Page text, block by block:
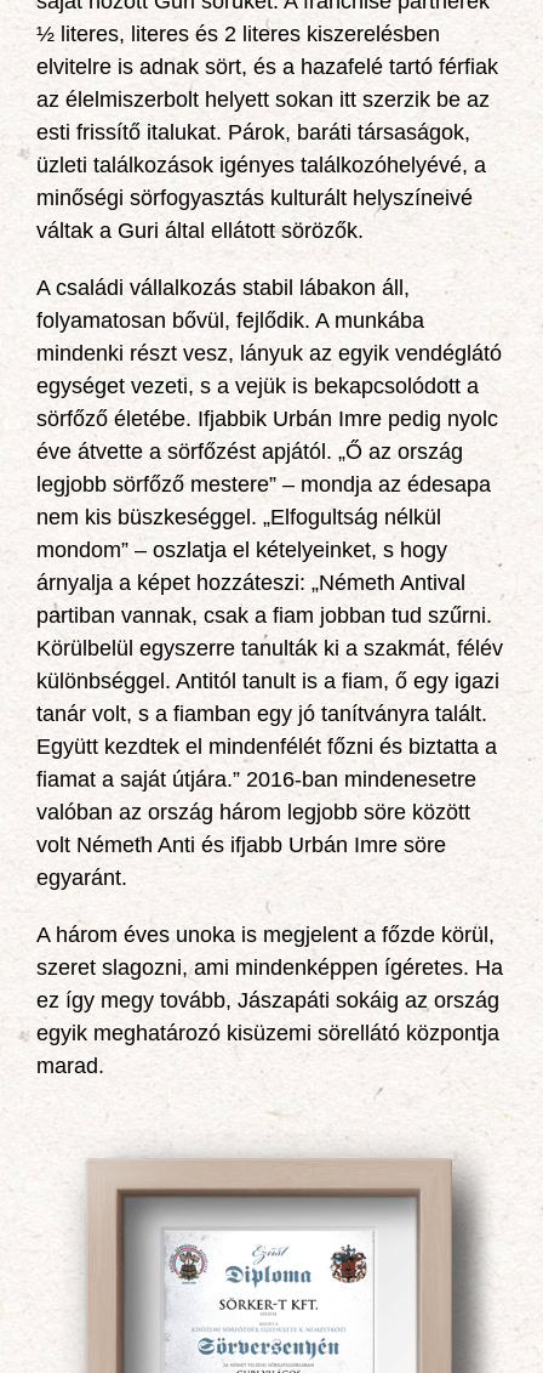
½ literes, literes és 2 literes kiszerelésben
elvitelre is adnak sört, és a hazafelé tartó férfiak
az élelmiszerbolt helyett sokan itt szerzik be az
esti frissítő italukat. Párok, baráti társaságok,
üzleti találkozások igényes találkozóhelyévé, a
minőségi sörfogyasztás kulturált helyszíneivé
váltak a Guri által ellátott sörözők.
A családi vállalkozás stabil lábakon áll,
folyamatosan bővül, fejlődik. A munkába
mindenki részt vesz, lányuk az egyik vendéglátó
egységet vezeti, s a vejük is bekapcsolódott a
sörfőző életébe. Ifjabbik Urbán Imre pedig nyolc
éve átvette a sörfőzést apjától. „Ő az ország
legjobb sörfőző mestere” – mondja az édesapa
nem kis büszkeséggel. „Elfogultság nélkül
mondom” – oszlatja el kételyeinket, s hogy
árnyalja a képet hozzáteszi: „Németh Antival
partiban vannak, csak a fiam jobban tud szűrni.
Körülbelül egyszerre tanulták ki a szakmát, félév
különbséggel. Antitól tanult is a fiam, ő egy igazi
tanár volt, s a fiamban egy jó tanítványra talált.
Együtt kezdtek el mindenfélét főzni és biztatta a
fiamat a saját útjára.” 2016-ban mindenesetre
valóban az ország három legjobb söre között
volt Németh Anti és ifjabb Urbán Imre söre
egyaránt.
A három éves unoka is megjelent a főzde körül,
szeret slagozni, ami mindenképpen ígéretes. Ha
ez így megy tovább, Jászapáti sokáig az ország
egyik meghatározó kisüzemi sörellátó központja
marad.